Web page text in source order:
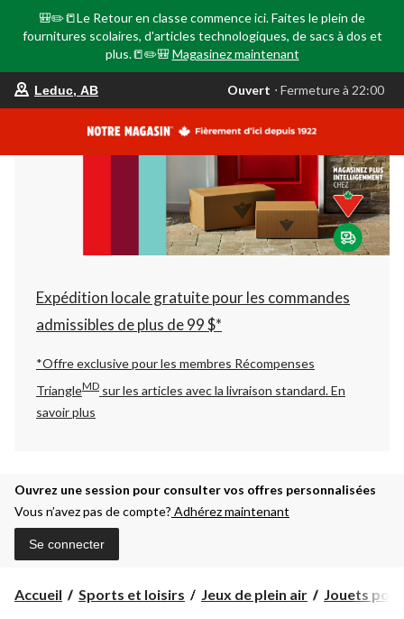
🎒✏️📒Le Retour en classe commence ici. Faites le plein de
fournitures scolaires, d'articles technologiques, de sacs à dos et
plus.📒✏️🎒 Magasinez maintenant
votre
est
AB,
Ouvert,
Fermeture
à
22:00
changer
Leduc, AB Ouvert ⋅ Fermeture à 22:00
Expédition locale gratuite pour les commandes
admissibles de plus de 99 $*
*Offre exclusive pour les membres Récompenses
TriangleMD sur les articles avec la livraison standard.En
savoir plus
Ouvrez une session pour consulter vos offres personnalisées
Vous n’avez pas de compte? Adhérez maintenant
Se connecter
Accueil Sports et loisirs Jeux de plein air Jouets